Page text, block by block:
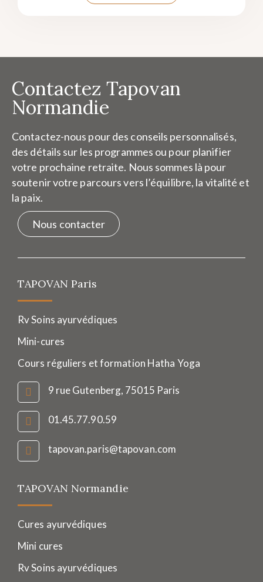
Contactez Tapovan
Normandie
Contactez-nous pour des conseils personnalisés,
des détails sur les programmes ou pour planifier
votre prochaine retraite. Nous sommes là pour
soutenir votre parcours vers l’équilibre, la vitalité et
la paix.
Nous contacter
TAPOVAN Paris
Rv Soins ayurvédiques
Mini-cures
Cours réguliers et formation Hatha Yoga
9 rue Gutenberg, 75015 Paris
01.45.77.90.59
tapovan.paris@tapovan.com
TAPOVAN Normandie
Cures ayurvédiques
Mini cures
Rv Soins ayurvédiques